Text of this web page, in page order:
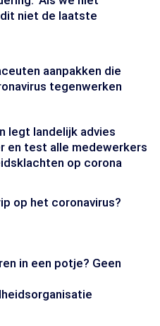
niet de laatste
aanpakken die
tegenwerken
legt landelijk advies
en test alle medewerkers
op corona
op het coronavirus?
in een potje? Geen